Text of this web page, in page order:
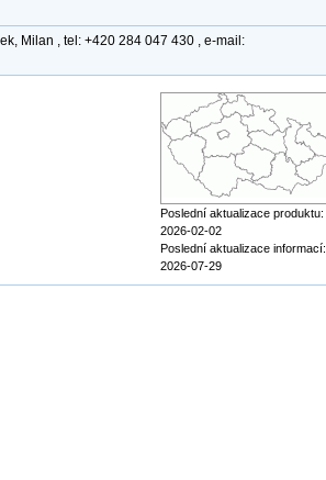
Milan , tel: +420 284 047 430 , e-mail:
Poslední aktualizace produktu:
2026-02-02
Poslední aktualizace informací:
2026-07-29